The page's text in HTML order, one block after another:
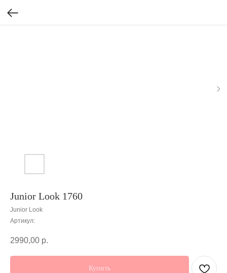
Junior Look 1760
Junior Look
Артикул:
2990,00 р.
Купить